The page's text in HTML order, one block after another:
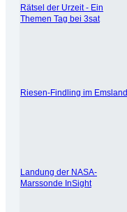
Rätsel der Urzeit - Ein
Themen Tag bei 3sat
Riesen-Findling im Emsland
Landung der NASA-
Marssonde InSight